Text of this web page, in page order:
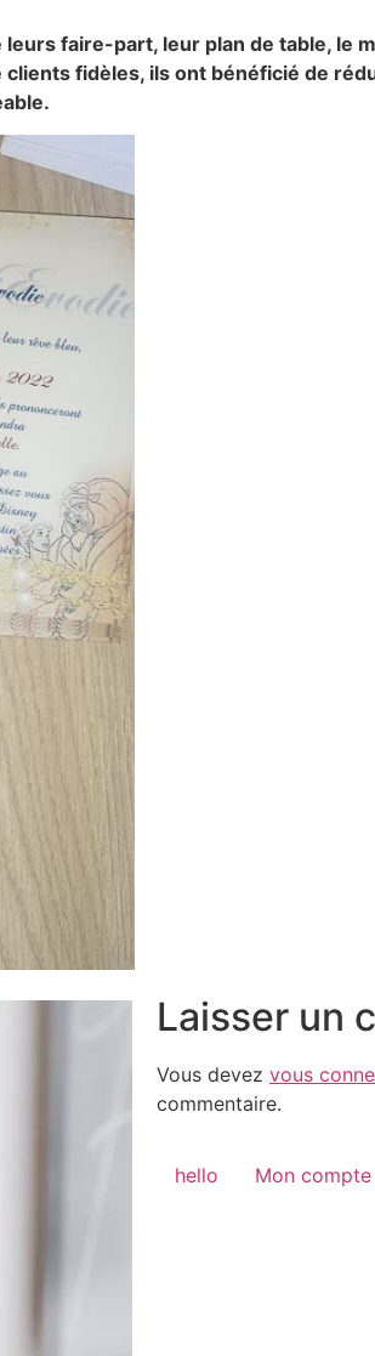
faire-part, leur plan de table, le
fidèles, ils ont bénéficié de
.
Laisser un
Vous devez vous
commentaire.
hello Mon compte